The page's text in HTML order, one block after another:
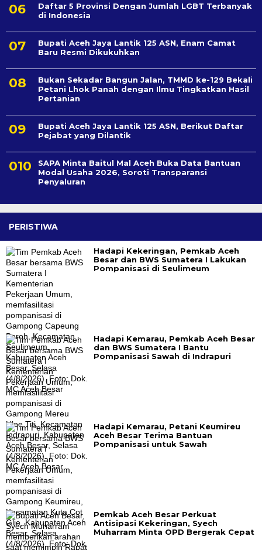
Daftar 5 Provinsi Dengan Jumlah LGBT Terbanyak
di Indonesia
Bupati Aceh Jaya Lantik 125 ASN, Enam Camat
Baru Resmi Dikukuhkan
Bukan Sekadar Bangun Jalan, TMMD ke-129 Bekali
Petani Lhok Panah dengan Ilmu Tingkatkan Hasil
Pertanian
Bupati Aceh Jaya Lantik 125 ASN, Berikut Daftar
Pejabat yang Dilantik
SAPA Minta Baitul Mal Aceh Buka Data Bantuan
Modal Usaha 2026, Soroti Transparansi
Penyaluran
PERISTIWA
Hadapi Kekeringan, Pemkab Aceh
Besar dan BWS Sumatera I Lakukan
Pompanisasi di Seulimeum
Hadapi Kemarau, Pemkab Aceh Besar
dan BWS Sumatera I Bantu
Pompanisasi Sawah di Indrapuri
Hadapi Kemarau, Petani Keumireu
Aceh Besar Terima Bantuan
Pompanisasi untuk Sawah
Pemkab Aceh Besar Perkuat
Antisipasi Kekeringan, Syech
Muharram Minta OPD Bergerak Cepat